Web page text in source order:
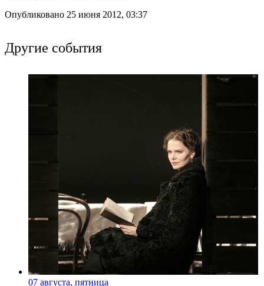
Опубликовано 25 июня 2012, 03:37
Другие события
07 августа, пятница